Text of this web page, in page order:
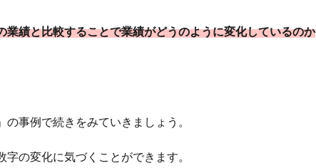
業績と比較することで業績がどうのように変化しているのか
事例で続きをみていきましょう。
の変化に気づくことができます。